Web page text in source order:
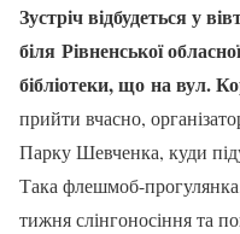
Зустріч відбудеться у
біля Рівненської
бібліотеки, що на вул.
прийти вчасно,
Парку Шевченка, куди
Така флешмоб-
тижня слінгоносіння та